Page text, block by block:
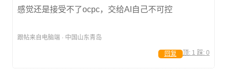
感觉还是接受不了ocpc，交给AI自己不可控
跟帖来自电脑端 · 中国山东青岛
顶: 1 踩: 0
回复